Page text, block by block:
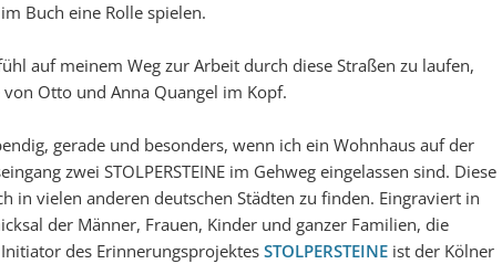
Buch eine Rolle spielen.
auf meinem Weg zur Arbeit durch diese Straßen zu laufen,
Otto und Anna Quangel im Kopf.
gerade und besonders, wenn ich ein Wohnhaus auf der
zwei STOLPERSTEINE im Gehweg eingelassen sind. Diese
in vielen anderen deutschen Städten zu finden. Eingraviert in
der Männer, Frauen, Kinder und ganzer Familien, die
des Erinnerungsprojektes STOLPERSTEINEist der Kölner